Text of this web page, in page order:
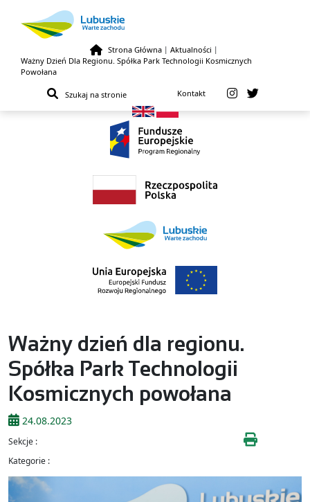
Przejdź do treści
Strona Główna | Aktualności |
Ważny Dzień Dla Regionu. Spółka Park Technologii Kosmicznych
Powołana
Kontakt
Ważny dzień dla regionu.
Spółka Park Technologii
Kosmicznych powołana
24.08.2023
Sekcje :
Kategorie :